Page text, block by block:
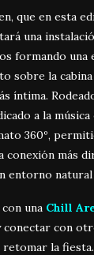
que en esta
una
formando una
sobre la
íntima.
a la
360º,
conexión más
entorno natural
una Chill
con
la